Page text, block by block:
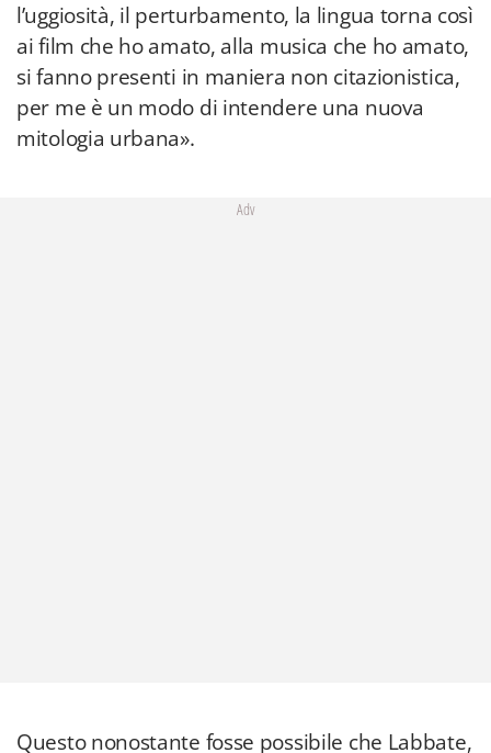
l’uggiosità, il perturbamento, la lingua torna così
ai film che ho amato, alla musica che ho amato,
si fanno presenti in maniera non citazionistica,
per me è un modo di intendere una nuova
mitologia urbana».
Adv
Questo nonostante fosse possibile che Labbate,